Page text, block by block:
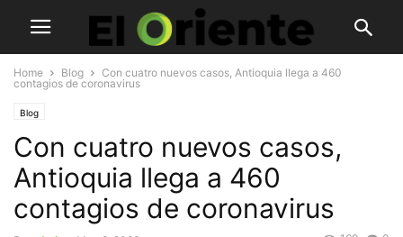
Home Blog
Con cuatro nuevos casos, Antioquia llega a 460
contagios de coronavirus
Blog
Con cuatro nuevos casos,
Antioquia llega a 460
contagios de coronavirus